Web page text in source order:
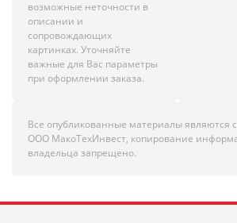
возможные неточности в
описании и
сопровождающих
картинках. Уточняйте
важные для Вас параметры
при оформлении заказа.
Все опубликованные материалы являются
ООО МакоТехИнвест, копирование
владельца запрещено.